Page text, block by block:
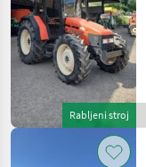
Rabljeni stroj